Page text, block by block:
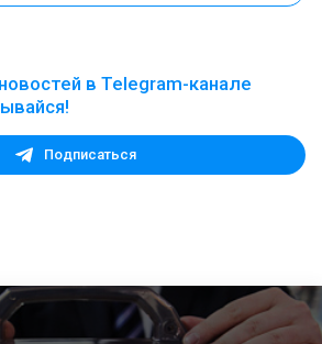
в Telegram-канале
Подписаться